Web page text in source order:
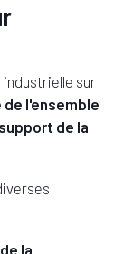
sur
l'ensemble
de la
la